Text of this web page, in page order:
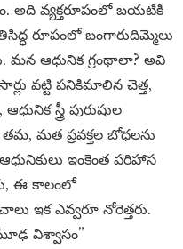
అది వ్యక్తరూపంలో బయటికి
రూపంలో బంగారుదిమ్మెలు
ఆధునిక గ్రంథాలా? అవి
వట్టి పనికిమాలిన చెత్త,
స్త్రీ పురుషుల
తమ, మత ప్రవక్తల బోధలను
ఇంకెంత పరిహాస
ఈ కాలంలో
ఇక ఎవ్వరూ నోరెత్తరు.
విశ్వాసం”